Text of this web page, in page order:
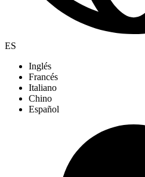
ES
Inglés
Francés
Italiano
Chino
Español